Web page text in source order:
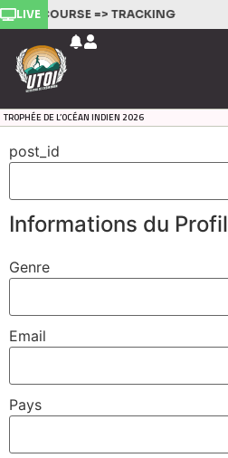
LIVE
LA COURSE =>TRACKING
TROPHÉE DE L’OCÉAN INDIEN 2026
post_id
Informations du Profil
Genre
Email
Pays